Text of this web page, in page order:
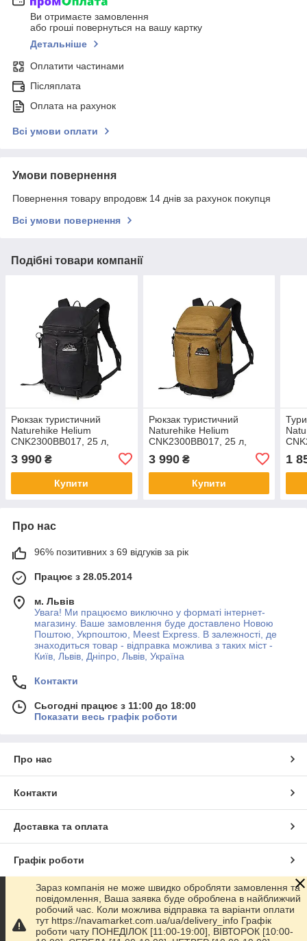
Ви отримаєте замовлення
або гроші повернуться на вашу картку
Детальніше
Оплатити частинами
Післяплата
Оплата на рахунок
Всі умови оплати
Умови повернення
Повернення товару впродовж 14 днів за рахунок покупця
Всі умови повернення
Подібні товари компанії
Рюкзак туристичний
Naturehike Helium
CNK2300BB017, 25 л,
3 990 ₴
Купити
Рюкзак туристичний
Naturehike Helium
CNK2300BB017, 25 л,
3 990₴
Купити
1
Про нас
96% позитивних з 69 відгуків за рік
Працює з 28.05.2014
м. Львів
Увага! Ми працюємо виключно у форматі інтернет-
магазину. Ваше замовлення буде доставлено Новою
Поштою, Укрпоштою, Meest Express. В залежності, де
знаходиться товар - відправка можлива з таких міст -
Київ, Львів, Дніпро, Львів, Україна
Контакти
Сьогодні працює з 11:00 до 18:00
Показати весь графік роботи
Про нас
Контакти
Доставка та оплата
Графік роботи
Повна версія сайту
Сайт створено на маркетплейсіProm.ua
Зараз компанія не може швидко обробляти замовлення та
повідомлення, Ваша заявка буде оброблена в найближчий
робочий час. Коли можлива відправка та варіанти оплати
тут https://navamarket.com.ua/ua/delivery_info Графік
роботи чату ПОНЕДІЛОК [11:00-19:00], ВІВТОРОК [10:00-